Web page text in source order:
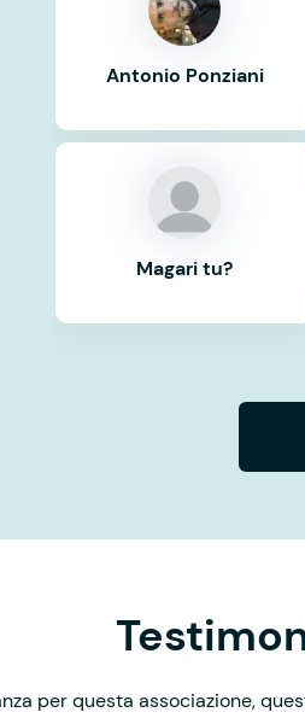
Antonio Ponziani
Magari tu?
per questa associazione,